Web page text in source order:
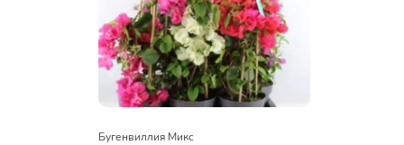
Бугенвиллия Микс